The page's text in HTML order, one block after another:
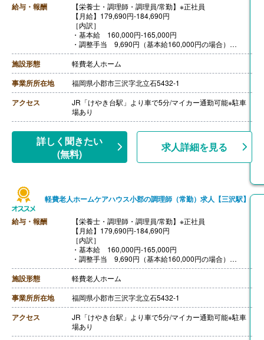
給与・報酬
【栄養士・調理師・調理員/常勤】※正社員
【月給】179,690円‐184,690円
［内訳］
・基本給 160,000円-165,000円
・調整手当 9,690円（基本給160,000円の場合）
・処遇改善手当 7,000円
・資格手当 3,000円
［その他手当］
・子供扶養手当 3,000円-6,000円/人
・奨学金返済支援制度 上限20,000円
【賞与】年3回（計3.00ヶ月分）※前年度実績
【通勤手当】あり（上限25,000円/月）
【昇給】あり（1月あたり50円-） ※前年度実績
施設形態 軽費老人ホーム
事業所所在地 福岡県小郡市三沢字北立石5432-1
アクセス
JR「けやき台駅」より車で5分/マイカー通勤可能※駐車
場あり
詳しく聞きたい
(無料)
求人詳細を見る
軽費老人ホームケアハウス小郡の調理師（常勤）求人【三沢駅】
給与・報酬
【栄養士・調理師・調理員/常勤】※正社員
【月給】179,690円‐184,690円
［内訳］
・基本給 160,000円-165,000円
・調整手当 9,690円（基本給160,000円の場合）
・処遇改善手当 7,000円
・資格手当 3,000円
［その他手当］
・子供扶養手当 3,000円-6,000円/人
・奨学金返済支援制度 上限20,000円
【賞与】年3回（計3.00ヶ月分）※前年度実績
【通勤手当】あり（上限25,000円/月）
【昇給】あり（1月あたり50円-） ※前年度実績
施設形態 軽費老人ホーム
事業所所在地 福岡県小郡市三沢字北立石5432-1
アクセス
JR「けやき台駅」より車で5分/マイカー通勤可能※駐車
場あり